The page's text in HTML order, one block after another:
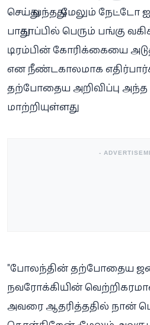
செய்து வந்தது, மேலும்
பாதுகாப்பில் பெரும் பங்கு
டிரம்பின் கோரிக்கையை
என நீண்டகாலமாக
தற்போதைய அறிவிப்பு அந்த
மாற்றியுள்ளது.
-
"போலந்தின் தற்போதைய
நவரோக்கியின் வெற்றிகரமான
அவரை ஆதரித்ததில் நான்